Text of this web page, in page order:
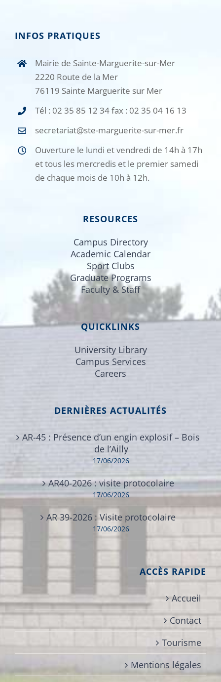
INFOS PRATIQUES
Mairie de Sainte-Marguerite-sur-Mer
2220 Route de la Mer
76119 Sainte Marguerite sur Mer
Tél : 02 35 85 12 34 fax : 02 35 04 16 13
secretariat@ste-marguerite-sur-mer.fr
Ouverture le lundi et vendredi de 14h à 17h
et tous les mercredis et le premier samedi
de chaque mois de 10h à 12h.
RESOURCES
Campus Directory
Academic Calendar
Sport Clubs
Graduate Programs
Faculty & Staff
QUICKLINKS
University Library
Campus Services
Careers
DERNIÈRES ACTUALITÉS
AR-45 : Présence d’un engin explosif – Bois
de l’Ailly
17/06/2026
AR40-2026 : visite protocolaire
17/06/2026
AR 39-2026 : Visite protocolaire
17/06/2026
ACCÈS RAPIDE
Accueil
Contact
Tourisme
Mentions légales